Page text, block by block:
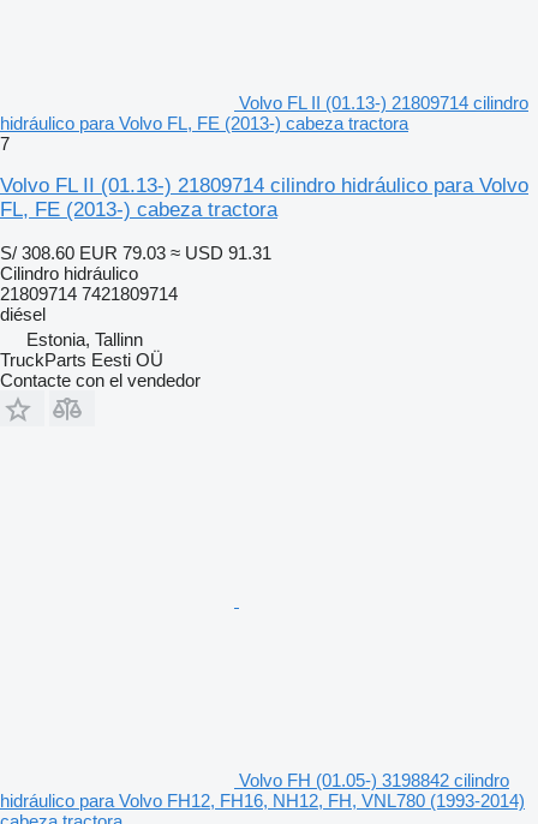
Volvo FL II (01.13-) 21809714 cilindro
hidráulico para Volvo FL, FE (2013-) cabeza tractora
7
Volvo FL II (01.13-) 21809714 cilindro hidráulico para Volvo
FL, FE (2013-) cabeza tractora
S/ 308.60 EUR 79.03 ≈ USD 91.31
Cilindro hidráulico
21809714 7421809714
diésel
Estonia, Tallinn
TruckParts Eesti OÜ
Contacte con el vendedor
Volvo FH (01.05-) 3198842 cilindro
hidráulico para Volvo FH12, FH16, NH12, FH, VNL780 (1993-2014)